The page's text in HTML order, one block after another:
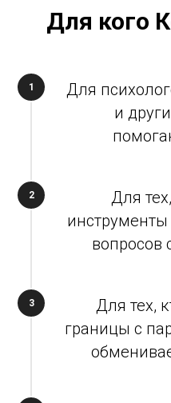
Для кого
1
Для
и
2
Для
вопросов
3
Для тех,
границы с